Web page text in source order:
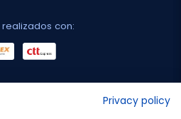
realizados con:
Privacy policy